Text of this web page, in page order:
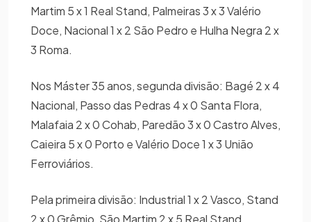
Martim 5 x 1 Real Stand, Palmeiras 3 x 3 Valério
Doce, Nacional 1 x 2 São Pedro e Hulha Negra 2 x
3 Roma.
Nos Máster 35 anos, segunda divisão: Bagé 2 x 4
Nacional, Passo das Pedras 4 x 0 Santa Flora,
Malafaia 2 x 0 Cohab, Paredão 3 x 0 Castro Alves,
Caieira 5 x 0 Porto e Valério Doce 1 x 3 União
Ferroviários.
Pela primeira divisão: Industrial 1 x 2 Vasco, Stand
2 x 0 Grêmio, São Martim 2 x 5 Real Stand,